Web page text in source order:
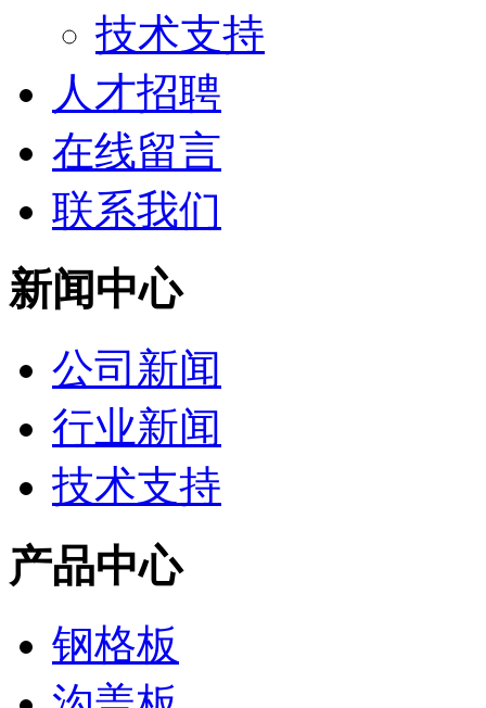
技术支持
人才招聘
在线留言
联系我们
新闻中心
公司新闻
行业新闻
技术支持
产品中心
钢格板